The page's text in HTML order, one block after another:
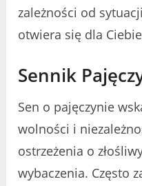
zależności od
otwiera się dla
Sennik
Sen o pajęczynie
wolności i
ostrzeżenia o
wybaczenia. Często